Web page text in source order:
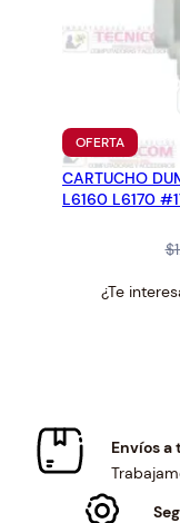
OFERTA
EN
OFERTA
CARTUCHO
L6160 L6170
$
¿Te
Envíos a